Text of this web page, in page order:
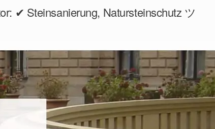
✔ Steinsanierung, Natursteinschutz ツ